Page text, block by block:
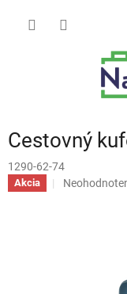
Cestovný
1290-62-74
Akcia
Priemerné